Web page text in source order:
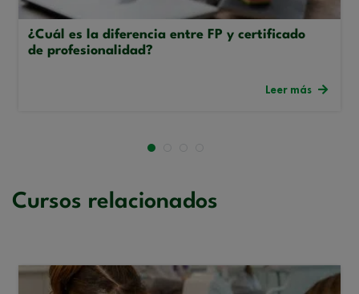
¿Cuál es la diferencia entre FP y certificado
de profesionalidad?
Leer más
Cursos relacionados